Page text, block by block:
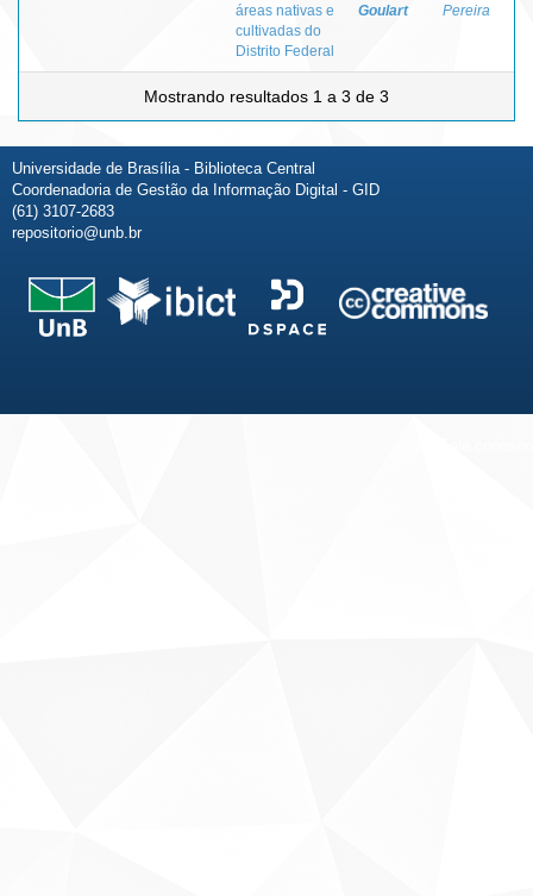
áreas nativas e
cultivadas do
Distrito Federal
Goulart
Pereira
Mostrando resultados 1 a 3 de 3
Universidade de Brasília - Biblioteca Central
Coordenadoria de Gestão da Informação Digital - GID
(61) 3107-2683
repositorio@unb.br